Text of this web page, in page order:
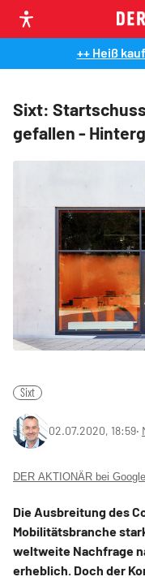
++ Heiß
Sixt:
gefallen -
Sixt
02.07.2020, 18:59‧
DER AKTIONÄR bei
Die Ausbreitung des
Mobilitätsbranche
weltweite Nachfrage
erheblich. Doch der